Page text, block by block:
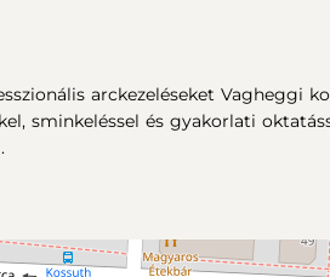
arckezeléseket Vagheggi
sminkeléssel és gyakorlati